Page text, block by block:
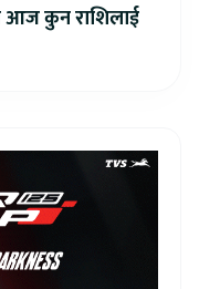
आज कुन राशिलाई